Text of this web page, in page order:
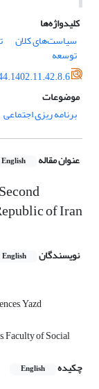
کلیدواژه‌ها
سیاست‏‌های کلان
توسعه
موضوعات
برنامه ریزی اجتماعی
عنوان مقاله English
of Iran
نویسندگان English
Yazd
Faculty of Social
چکیده
English